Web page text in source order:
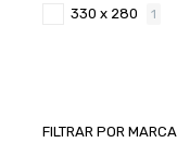
330 x 280 1
FILTRAR POR MARCA